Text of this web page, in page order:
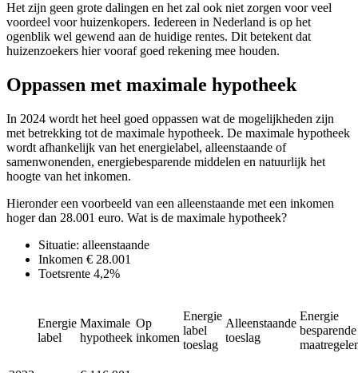
Het zijn geen grote dalingen en het zal ook niet zorgen voor veel
voordeel voor huizenkopers. Iedereen in Nederland is op het
ogenblik wel gewend aan de huidige rentes. Dit betekent dat
huizenzoekers hier vooraf goed rekening mee houden.
Oppassen met maximale hypotheek
In 2024 wordt het heel goed oppassen wat de mogelijkheden zijn
met betrekking tot de maximale hypotheek. De maximale hypotheek
wordt afhankelijk van het energielabel, alleenstaande of
samenwonenden, energiebesparende middelen en natuurlijk het
hoogte van het inkomen.
Hieronder een voorbeeld van een alleenstaande met een inkomen
hoger dan 28.001 euro. Wat is de maximale hypotheek?
Situatie: alleenstaande
Inkomen € 28.001
Toetsrente 4,2%
Energie
label
Maximale
hypotheek
Op
inkomen
Energie
label
toeslag
Alleenstaande
toeslag
Energie
besparende